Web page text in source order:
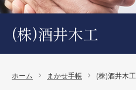
(株)酒井木工
ホーム まかせ手帳 (株)酒井木工